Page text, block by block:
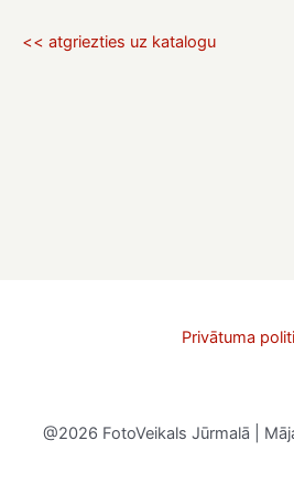
<< atgriezties uz katalogu
Privātuma
@2026 FotoVeikals Jūrmalā |